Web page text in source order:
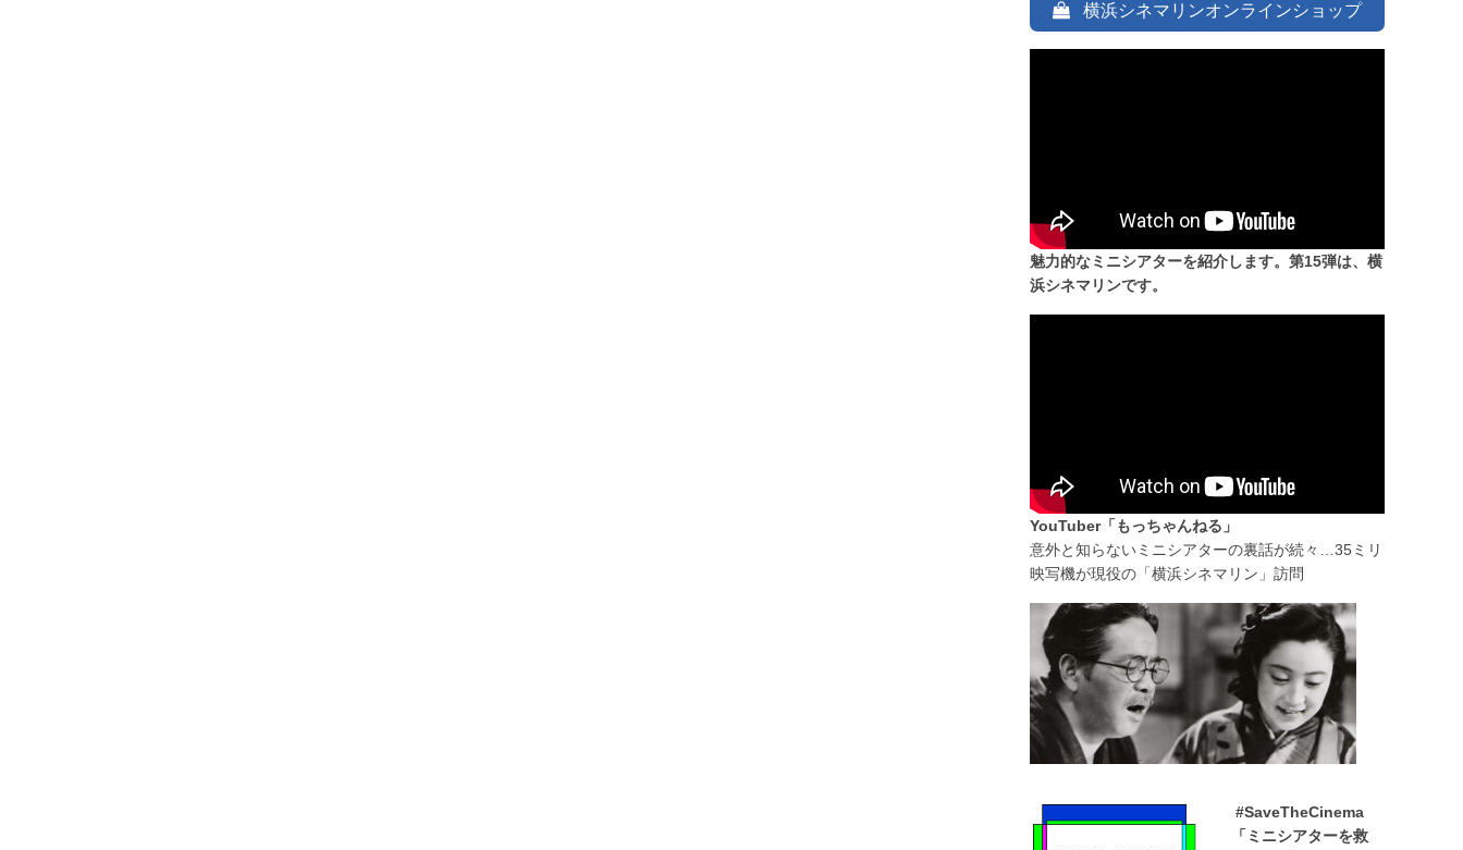
横浜シネマリンオンラインショップ
魅力的なミニシアターを紹介します。第15弾は、横
浜シネマリンです。
YouTuber「もっちゃんねる」
意外と知らないミニシアターの裏話が続々…35ミリ
映写機が現役の「横浜シネマリン」訪問
#SaveTheCinema
「ミニシアターを救